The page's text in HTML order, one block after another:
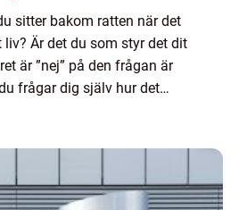
sitter bakom ratten när det
Är det du som styr det dit
är ”nej” på den frågan är
frågar dig själv hur det